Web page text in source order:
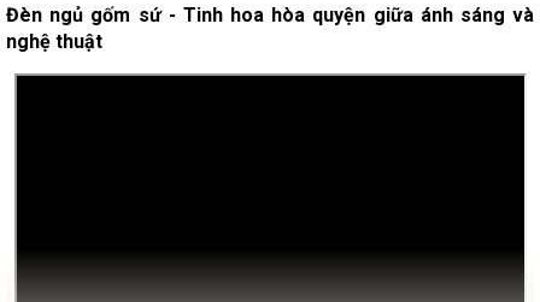
Đèn ngủ gốm sứ - Tinh hoa hòa quyện giữa ánh sáng và
nghệ thuật